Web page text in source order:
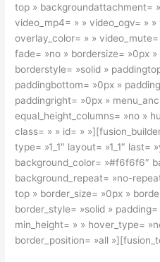
top » backgroundattachment=
video_mp4= » » video_ogv= »
overlay_color= » »
fade= »no » bordersize= »0px
borderstyle= »solid »
paddingbottom= »0px »
paddingright= »0px »
equal_height_columns= »no »
class= » » id= »
type= »1_1″ layout= »1_1″ last=
background_color= »#f6f6f6″
background_repeat= »no-
top » border_size= »0px »
border_style= »solid »
min_height= » » hover_type=
border_position= »all